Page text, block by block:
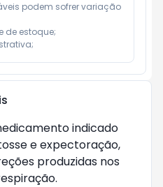
podem sofrer variação
de estoque;
indicado
e expectoração,
produzidas nos